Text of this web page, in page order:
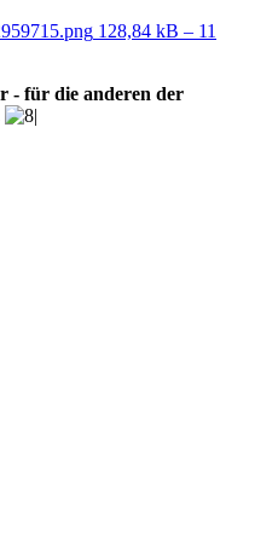
128,84 kB – 11
- für die anderen der